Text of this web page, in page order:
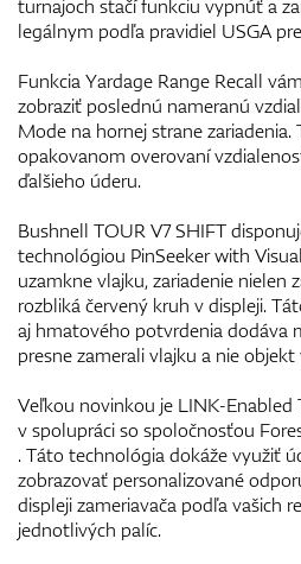
turnajoch stačí funkciu vypnúť a
legálnym podľa pravidiel USGA
Funkcia Yardage Range Recall
zobraziť poslednú nameranú
Mode na hornej strane
opakovanom overovaní
ďalšieho úderu.
Bushnell TOUR V7 SHIFT
technológiou PinSeeker with
uzamkne vlajku, zariadenie nielen
rozbliká červený kruh v displeji.
aj hmatového potvrdenia dodáva
presne zamerali vlajku a nie objekt
Veľkou novinkou je LINK-
v spolupráci so spoločnosťou
. Táto technológia dokáže využiť
zobrazovať personalizované
displeji zameriavača podľa vašich
jednotlivých palíc.